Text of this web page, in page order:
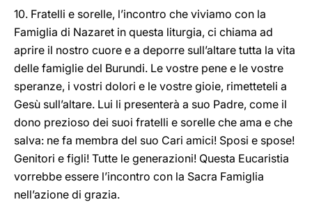
10. Fratelli e sorelle, l’incontro che viviamo con la
Famiglia di Nazaret in questa liturgia, ci chiama ad
aprire il nostro cuore e a deporre sull’altare tutta la vita
delle famiglie del Burundi. Le vostre pene e le vostre
speranze, i vostri dolori e le vostre gioie, rimetteteli a
Gesù sull’altare. Lui li presenterà a suo Padre, come il
dono prezioso dei suoi fratelli e sorelle che ama e che
salva: ne fa membra del suo Cari amici! Sposi e spose!
Genitori e figli! Tutte le generazioni! Questa Eucaristia
vorrebbe essere l’incontro con la Sacra Famiglia
nell’azione di grazia.